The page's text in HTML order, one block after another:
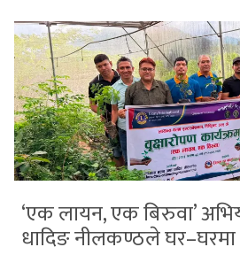
‘एक लायन, एक बिरुवा’
धादिङ नीलकण्ठले घर–घरमा